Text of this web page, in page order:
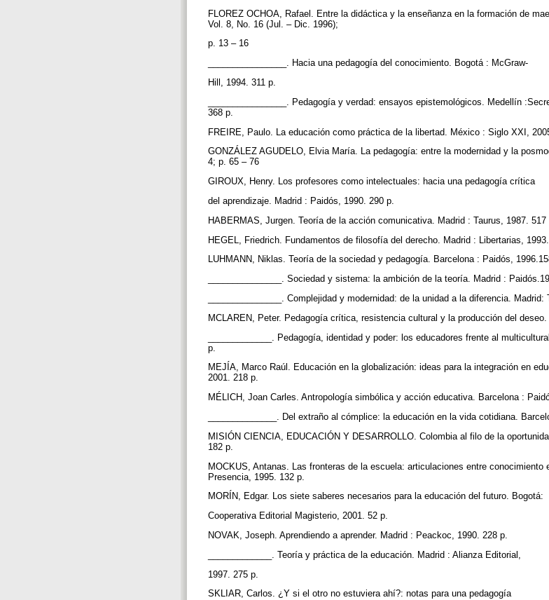
FLOREZ OCHOA, Rafael. Entre la didáctica y la enseñanza en la formación de
Vol. 8, No. 16 (Jul. – Dic. 1996);
p. 13 – 16
________________. Hacia una pedagogía del conocimiento. Bogotá : McGraw-
Hill, 1994. 311 p.
________________. Pedagogía y verdad: ensayos epistemológicos. Medellín
368 p.
FREIRE, Paulo. La educación como práctica de la libertad. México : Siglo XXI,
GONZÁLEZ AGUDELO, Elvia María. La pedagogía: entre la modernidad y la
4; p. 65 – 76
GIROUX, Henry. Los profesores como intelectuales: hacia una pedagogía crítica
del aprendizaje. Madrid : Paidós, 1990. 290 p.
HABERMAS, Jurgen. Teoría de la acción comunicativa. Madrid : Taurus, 1987. 517
HEGEL, Friedrich. Fundamentos de filosofía del derecho. Madrid : Libertarias, 1993.
LUHMANN, Niklas. Teoría de la sociedad y pedagogía. Barcelona : Paidós,
_______________. Sociedad y sistema: la ambición de la teoría. Madrid :
_______________. Complejidad y modernidad: de la unidad a la diferencia. Madrid:
MCLAREN, Peter. Pedagogía crítica, resistencia cultural y la producción del
_____________. Pedagogía, identidad y poder: los educadores frente al
p.
MEJÍA, Marco Raúl. Educación en la globalización: ideas para la integración en
2001. 218 p.
MÉLICH, Joan Carles. Antropología simbólica y acción educativa. Barcelona :
______________. Del extraño al cómplice: la educación en la vida cotidiana.
MISIÓN CIENCIA, EDUCACIÓN Y DESARROLLO. Colombia al filo de la
182 p.
MOCKUS, Antanas. Las fronteras de la escuela: articulaciones entre
Presencia, 1995. 132 p.
MORÍN, Edgar. Los siete saberes necesarios para la educación del futuro. Bogotá:
Cooperativa Editorial Magisterio, 2001. 52 p.
NOVAK, Joseph. Aprendiendo a aprender. Madrid : Peackoc, 1990. 228 p.
_____________. Teoría y práctica de la educación. Madrid : Alianza Editorial,
1997. 275 p.
SKLIAR, Carlos. ¿Y si el otro no estuviera ahí?: notas para una pedagogía